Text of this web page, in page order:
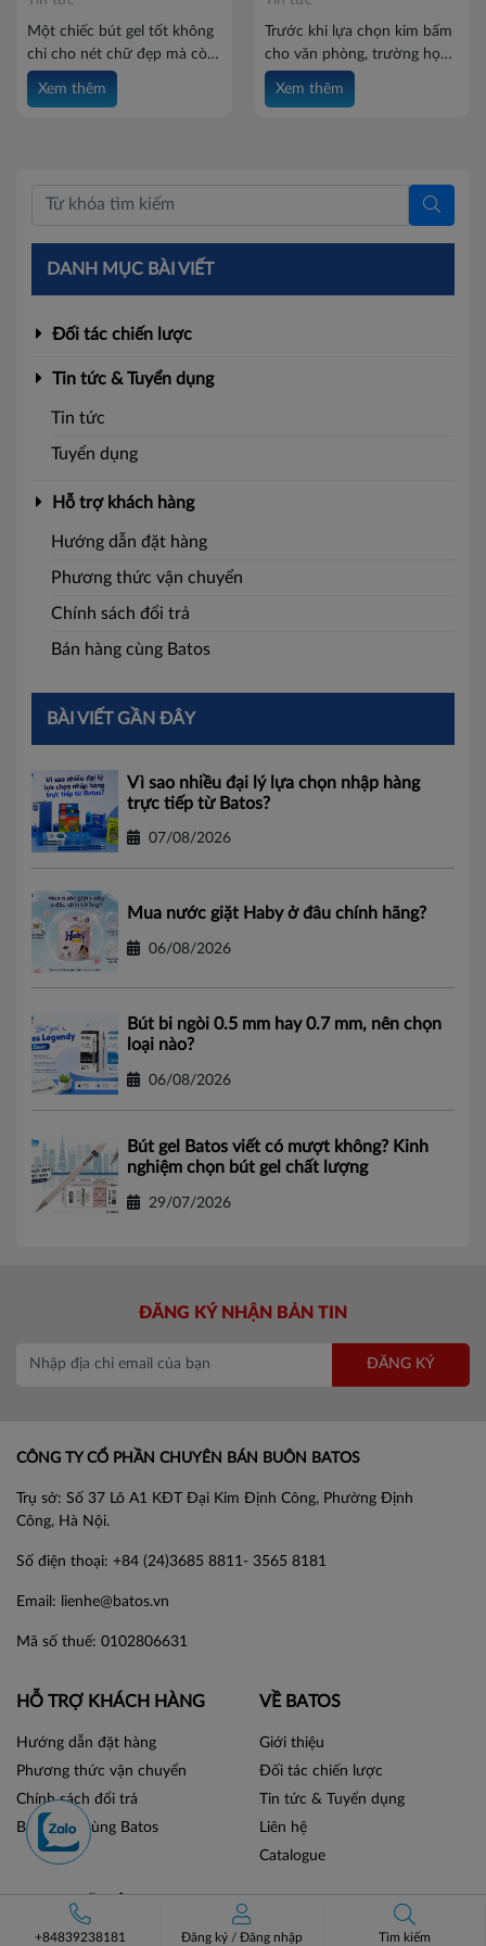
Một chiếc bút gel tốt không
chỉ cho nét chữ đẹp mà còn
mang đến cảm giác viết êm
tay, hạn chế lem mực và sử
các tiêu chí lựa chọn bút gel
chất lượng dưới bài viết này.
Xem thêm
Trước khi lựa chọn kim bấm
cho văn phòng, trường học
hay nhu cầu sử dụng cá
nhân, nhiều người thường
hợp? Cùng Batos khám phá
các loại kim bấm số 10 phổ
Xem thêm
DANH MỤC BÀI VIẾT
Đối tác chiến lược
Tin tức & Tuyển dụng
Tin tức
Tuyển dụng
Hỗ trợ khách hàng
Hướng dẫn đặt hàng
Phương thức vận chuyển
Chính sách đổi trả
Bán hàng cùng Batos
BÀI VIẾT GẦN ĐÂY
Vì sao nhiều đại lý lựa chọn nhập hàng
trực tiếp từ Batos?
07/08/2026
Mua nước giặt Haby ở đâu chính hãng?
06/08/2026
Bút bi ngòi 0.5 mm hay 0.7 mm, nên chọn
loại nào?
06/08/2026
Bút gel Batos viết có mượt không? Kinh
nghiệm chọn bút gel chất lượng
29/07/2026
ĐĂNG KÝ NHẬN BẢN TIN
ĐĂNG KÝ
CÔNG TY CỔ PHẦN CHUYÊN BÁN BUÔN BATOS
Trụ sở: Số 37 Lô A1 KĐT Đại Kim Định Công, Phường Định
Công, Hà Nội.
Số điện thoại: +84 (24)3685 8811- 3565 8181
Email: lienhe@batos.vn
Mã số thuế: 0102806631
HỖ TRỢ KHÁCH HÀNG
Hướng dẫn đặt hàng
Phương thức vận chuyển
Chính sách đổi trả
Bán hàng cùng Batos
VỀ BATOS
Giới thiệu
Đối tác chiến lược
Tin tức & Tuyển dụng
Liên hệ
Catalogue
MẠNG XÃ HỘI
+84839238181 Đăng ký /Đăng nhập Tìm kiếm